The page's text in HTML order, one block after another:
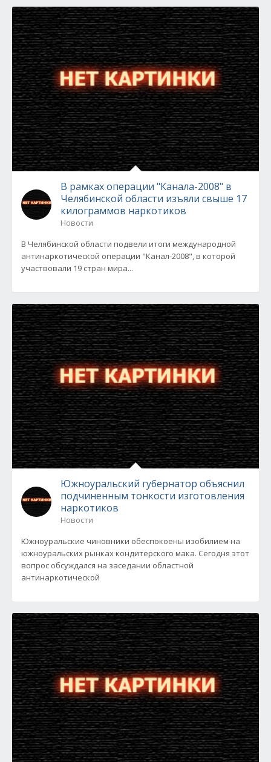
В рамках операции "Канала-2008" в
Челябинской области изъяли свыше 17
килограммов наркотиков
Новости
В Челябинской области подвели итоги международной
антинаркотической операции "Канал-2008", в которой
участвовали 19 стран мира...
Южноуральский губернатор объяснил
подчиненным тонкости изготовления
наркотиков
Новости
Южноуральские чиновники обеспокоены изобилием на
южноуральских рынках кондитерского мака. Сегодня этот
вопрос обсуждался на заседании областной
антинаркотической